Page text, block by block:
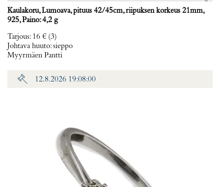
Kaulakoru, Lumoava, pituus 42/45cm, riipuksen korkeus 21mm,
925, Paino: 4,2 g
Tarjous: 16 € (3)
Johtava huuto:sieppo
Myyrmäen Pantti
12.8.2026 19:08:00